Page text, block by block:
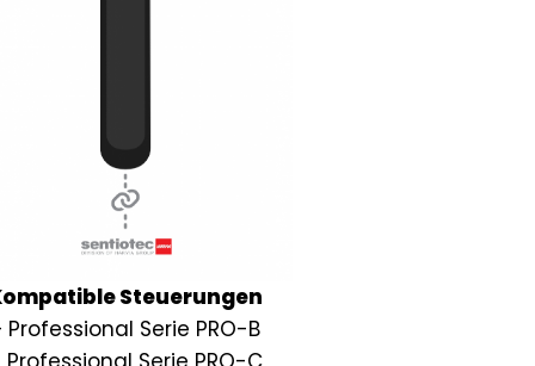
Steuerungen
Professional Serie PRO-B